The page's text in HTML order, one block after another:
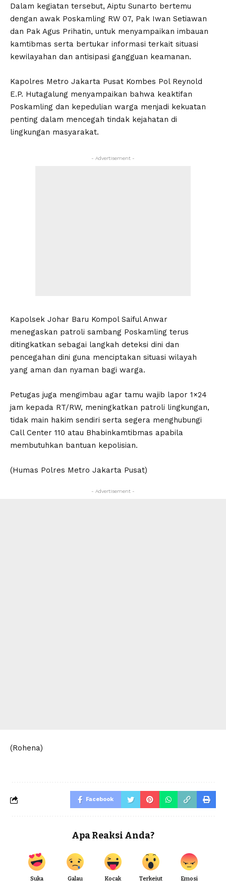
Dalam kegiatan tersebut, Aiptu Sunarto bertemu
dengan awak Poskamling RW 07, Pak Iwan Setiawan
dan Pak Agus Prihatin, untuk menyampaikan imbauan
kamtibmas serta bertukar informasi terkait situasi
kewilayahan dan antisipasi gangguan keamanan.
Kapolres Metro Jakarta Pusat Kombes Pol Reynold
E.P. Hutagalung menyampaikan bahwa keaktifan
Poskamling dan kepedulian warga menjadi kekuatan
penting dalam mencegah tindak kejahatan di
lingkungan masyarakat.
- Advertisement -
Kapolsek Johar Baru Kompol Saiful Anwar
menegaskan patroli sambang Poskamling terus
ditingkatkan sebagai langkah deteksi dini dan
pencegahan dini guna menciptakan situasi wilayah
yang aman dan nyaman bagi warga.
Petugas juga mengimbau agar tamu wajib lapor 1×24
jam kepada RT/RW, meningkatkan patroli lingkungan,
tidak main hakim sendiri serta segera menghubungi
Call Center 110 atau Bhabinkamtibmas apabila
membutuhkan bantuan kepolisian.
(Humas Polres Metro Jakarta Pusat)
- Advertisement -
(Rohena)
Facebook
Apa Reaksi Anda?
Suka Galau Kocak Terkejut Emosi